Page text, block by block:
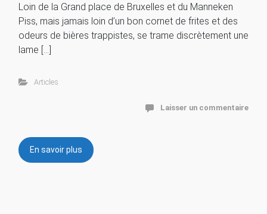
Loin de la Grand place de Bruxelles et du Manneken
Piss, mais jamais loin d’un bon cornet de frites et des
odeurs de bières trappistes, se trame discrètement une
lame […]
Articles
Laisser un commentaire
En savoir plus